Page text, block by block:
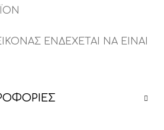
ΕΝΔΕΧΕΤΑΙ ΝΑ ΕΙΝΑΙ